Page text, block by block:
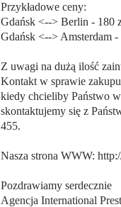
Przykładowe ceny:
Gdańsk <--> Berlin - 180
Gdańsk <--> Amsterdam -
Z uwagi na dużą ilość
Kontakt w sprawie
kiedy chcieliby Państwo
skontaktujemy się z
455.
Nasza strona WWW:
Pozdrawiamy serdecznie
Agencja International